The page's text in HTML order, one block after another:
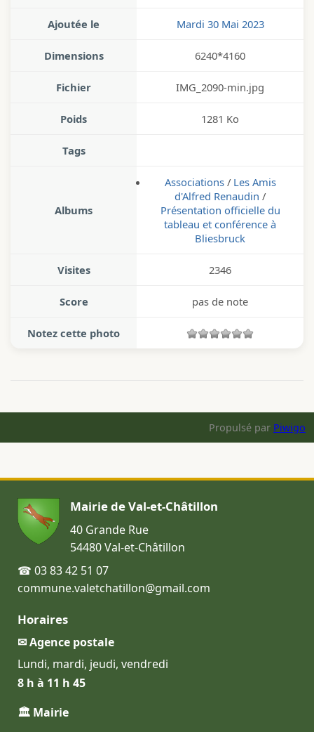
Ajoutée le Mardi 30 Mai 2023
Dimensions 6240*4160
Fichier IMG_2090-min.jpg
Poids 1281 Ko
Tags
Albums
Associations/ Les Amis
d'Alfred Renaudin /
Présentation officielle du
tableau et conférence à
Bliesbruck
Visites 2346
Score pas de note
Notez cette photo
Propulsé par Piwigo
Mairie de Val-et-Châtillon
40 Grande Rue
54480 Val-et-Châtillon
☎ 03 83 42 51 07
commune.valetchatillon@gmail.com
Horaires
✉ Agence postale
Lundi, mardi, jeudi, vendredi
8 h à 11 h 45
🏛 Mairie